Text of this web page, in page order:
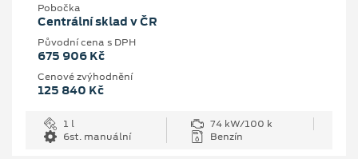
Pobočka
Centrální sklad v ČR
Původní cena s DPH
675 906 Kč
Cenové zvýhodnění
125 840 Kč
1 l
74 kW/100 k
6st. manuální
Benzín